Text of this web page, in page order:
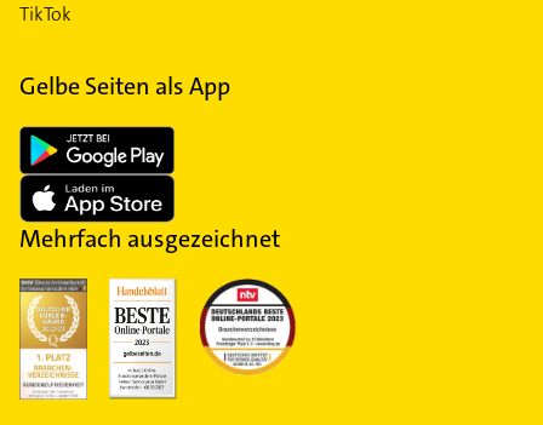
TikTok
Gelbe Seiten als App
Mehrfach ausgezeichnet